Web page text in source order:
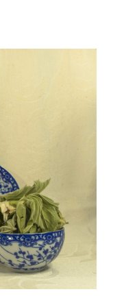
review!
will appear on the